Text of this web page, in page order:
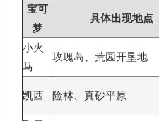
宝可
梦
具体出现地点
小火
马
玫瑰岛、荒园开垦地
凯西 险林、真砂平原